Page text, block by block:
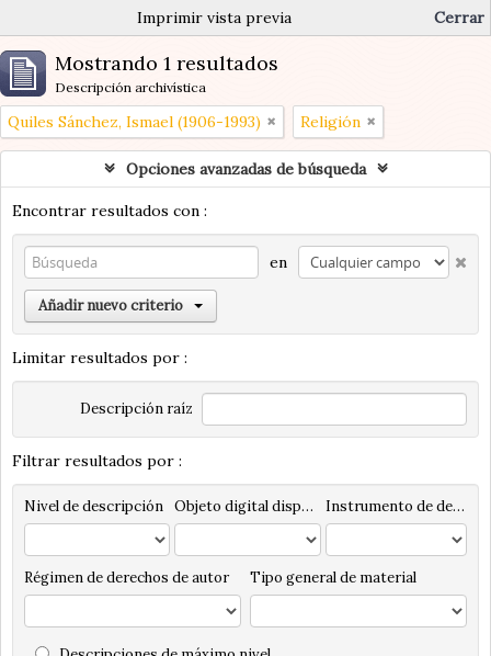
Imprimir vista previa Cerrar
Mostrando 1 resultados
Descripción archivística
Quiles Sánchez, Ismael (1906-1993) Religión
Opciones avanzadas de búsqueda
Encontrar resultados con :
en
Añadir nuevo criterio
Limitar resultados por :
Descripción raíz
Filtrar resultados por :
Nivel de descripción Objeto digital disponibles Instrumento de descripción
Régimen de derechos de autor Tipo general de material